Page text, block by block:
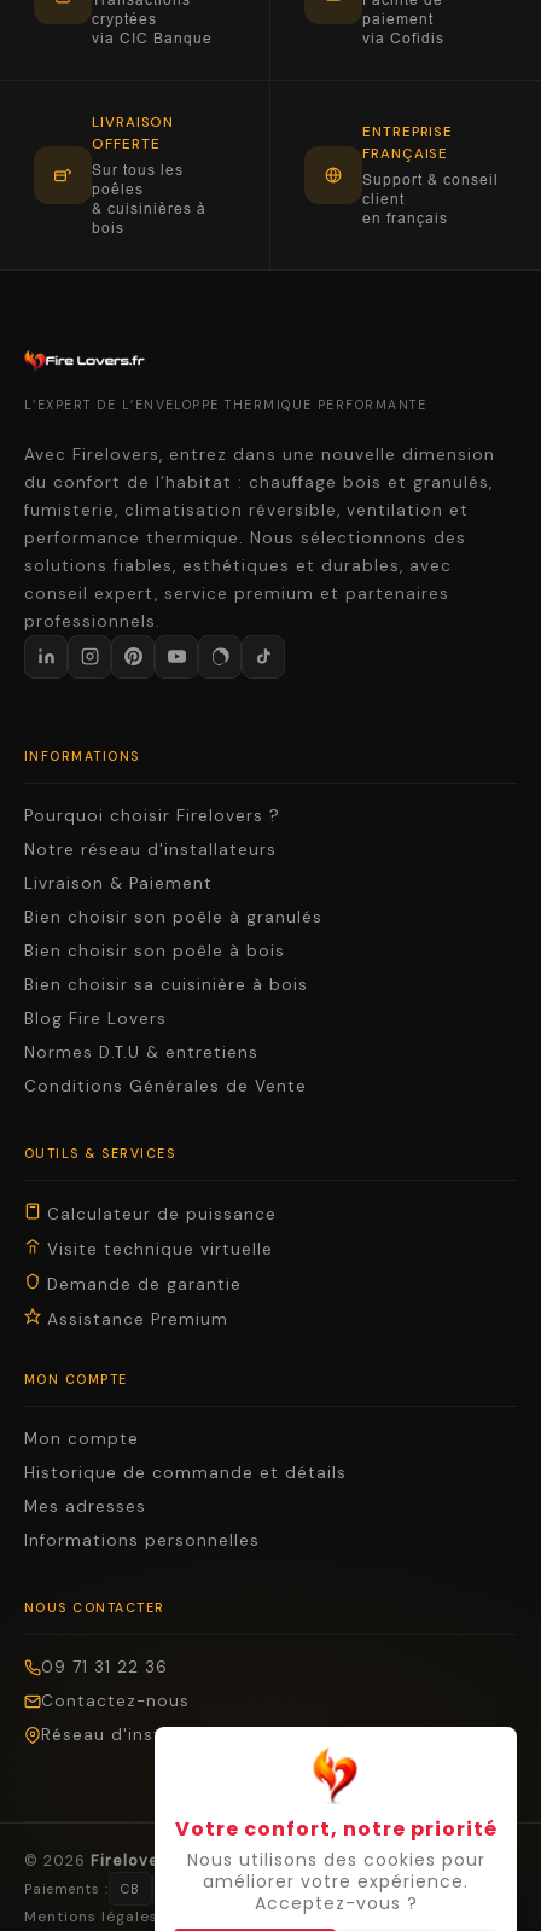
cryptées
via CIC Banque
paiement
via Cofidis
LIVRAISON
OFFERTE
Sur tous les
poêles
& cuisinières à
bois
ENTREPRISE
FRANÇAISE
Support & conseil
client
en français
L’EXPERT DE L’ENVELOPPE THERMIQUE PERFORMANTE
Avec Firelovers, entrez dans une nouvelle dimension
du confort de l’habitat : chauffage bois et granulés,
fumisterie, climatisation réversible, ventilation et
performance thermique. Nous sélectionnons des
solutions fiables, esthétiques et durables, avec
conseil expert, service premium et partenaires
professionnels.
INFORMATIONS
Pourquoi choisir Firelovers ?
Notre réseau d'installateurs
Livraison & Paiement
Bien choisir son poêle à granulés
Bien choisir son poêle à bois
Bien choisir sa cuisinière à bois
Blog Fire Lovers
Normes D.T.U & entretiens
Conditions Générales de Vente
OUTILS & SERVICES
Calculateur de puissance
Visite technique virtuelle
Demande de garantie
Assistance Premium
MON COMPTE
Mon compte
Historique de commande et détails
Mes adresses
Informations personnelles
NOUS CONTACTER
09 71 31 22 36
Contactez-nous
Réseau d'installateurs
© 2026 Firelovers — Tous droits réservés.
Paiements : CB Mastercard Cofidis Virement
Mentions légales Cookies
Votre confort, notre priorité
Nous utilisons des cookies pour
améliorer votre expérience.
Acceptez-vous ?